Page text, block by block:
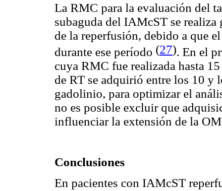
La RMC para la evaluación del
subaguda del IAMcST se
de la reperfusión, debido a que
durante ese período (27). En el
cuya RMC fue realizada hasta
de RT se adquirió entre los 10 y
gadolinio, para optimizar el
no es posible excluir que
influenciar la extensión de la
Conclusiones
En pacientes con IAMcST